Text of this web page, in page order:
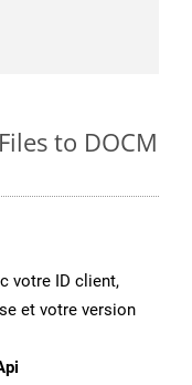
to DOCM
votre ID client,
et votre version